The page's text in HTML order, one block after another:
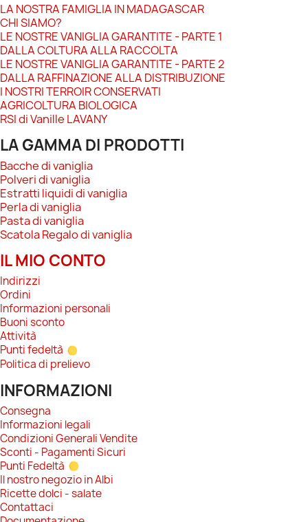
LA NOSTRA FAMIGLIA IN MADAGASCAR
CHI SIAMO?
LE NOSTRE VANIGLIA GARANTITE - PARTE 1
DALLA COLTURA ALLA RACCOLTA
LE NOSTRE VANIGLIA GARANTITE - PARTE 2
DALLA RAFFINAZIONE ALLA DISTRIBUZIONE
I NOSTRI TERROIR CONSERVATI
AGRICOLTURA BIOLOGICA
RSI di Vanille LAVANY
LA GAMMA DI PRODOTTI
Bacche di vaniglia
Polveri di vaniglia
Estratti liquidi di vaniglia
Perla di vaniglia
Pasta di vaniglia
Scatola Regalo di vaniglia
IL MIO CONTO
Indirizzi
Ordini
Informazioni personali
Buoni sconto
Attività
Punti fedeltà
Politica di prelievo
INFORMAZIONI
Consegna
Informazioni legali
Condizioni Generali Vendite
Sconti - Pagamenti Sicuri
Punti Fedeltà
Il nostro negozio in Albi
Ricette dolci - salate
Contattaci